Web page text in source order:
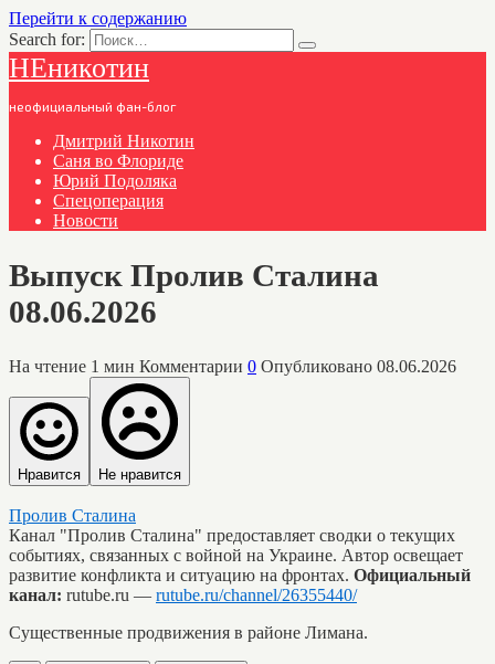
Перейти к содержанию
Search for:
НЕникотин
неофициальный фан-блог
Дмитрий Никотин
Саня во Флориде
Юрий Подоляка
Спецоперация
Новости
Выпуск Пролив Сталина
08.06.2026
На чтение 1 мин Комментарии 0 Опубликовано 08.06.2026
Нравится Не нравится
Пролив Сталина
Канал "Пролив Сталина" предоставляет сводки о текущих
событиях, связанных с войной на Украине. Автор освещает
развитие конфликта и ситуацию на фронтах. Официальный
канал: rutube.ru — rutube.ru/channel/26355440/
Существенные продвижения в районе Лимана.